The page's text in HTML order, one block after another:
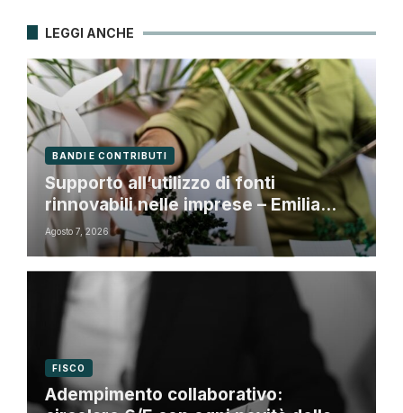
LEGGI ANCHE
BANDI E CONTRIBUTI
Supporto all’utilizzo di fonti
rinnovabili nelle imprese – Emilia
Romagna
Agosto 7, 2026
FISCO
Adempimento collaborativo: